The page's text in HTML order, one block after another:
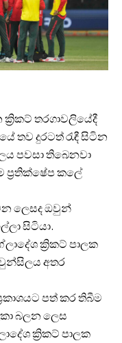
ක්‍රිකට් තරගාවලියේදී
තව දුරටත් රැඳී සිටින
පවසා තිබෙනවා
ප්‍රතික්ෂේප කලේ
ලෙසද ඔවුන්
සිටියා.
ක්‍රිකට් පාලක
අතර
පත් කර තිබීම
බලන ලෙස
ක්‍රිකට් පාලක